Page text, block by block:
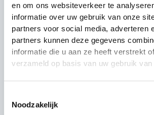
en om ons websiteverkeer te
informatie over uw gebruik van onze
partners voor social media, adverteren
partners kunnen deze gegevens
informatie die u aan ze heeft verstrekt
verzameld op basis van uw gebruik
Noodzakelijk
Wij hebben een multifunctionele
het maken van TikTok video’s. De
voor het maken van staande (9:16)
is ook mogelijk om live te streamen
onze studio. De mogelijkheid in onze
aan te passen aan jouw huisstijl en
door middel van decoratie en